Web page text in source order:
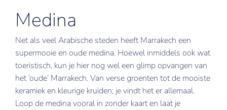
Medina
Net als veel Arabische steden heeft Marrakech een
supermooie en oude medina. Hoewel inmiddels ook wat
toeristisch, kun je hier nog wel een glimp opvangen van
het ‘oude’ Marrakech. Van verse groenten tot de mooiste
keramiek en kleurige kruiden; je vindt het er allemaal.
Loop de medina vooral in zonder kaart en laat je